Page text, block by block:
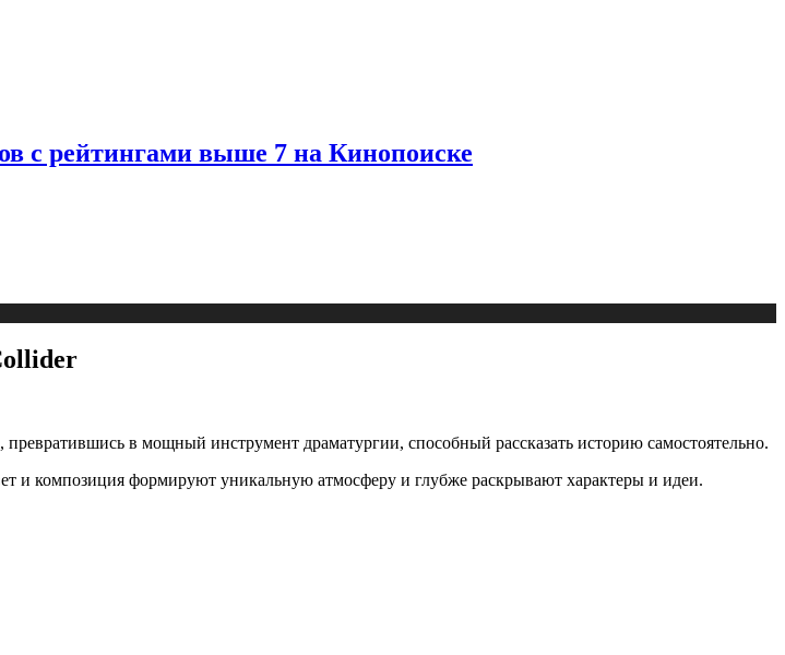
с рейтингами выше 7 на Кинопоиске
в мощный инструмент драматургии, способный рассказать историю самостоятельно.
и композиция формируют уникальную атмосферу и глубже раскрывают характеры и идеи.